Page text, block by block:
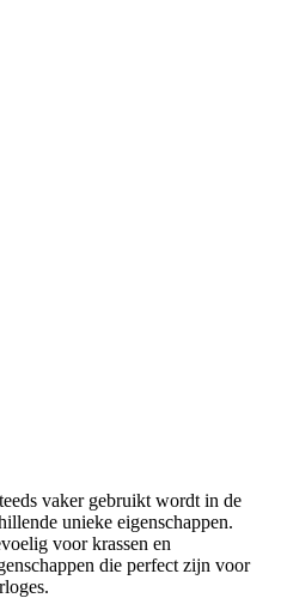
vaker gebruikt wordt in de
unieke eigenschappen.
voor krassen en
die perfect zijn voor